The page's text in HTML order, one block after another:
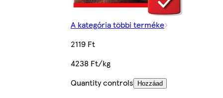
A kategória többi terméke
2119 Ft
4238 Ft/kg
Quantity controls
Hozzáad